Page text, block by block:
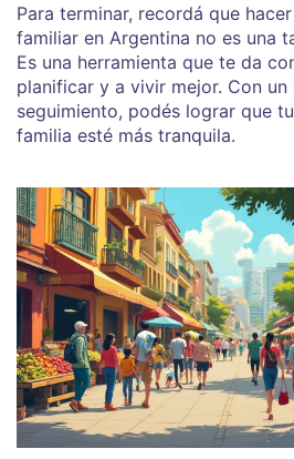
Para terminar, recordá que
familiar en Argentina no es una
Es una herramienta que te da
planificar y a vivir mejor. Con
seguimiento, podés lograr que
familia esté más tranquila.